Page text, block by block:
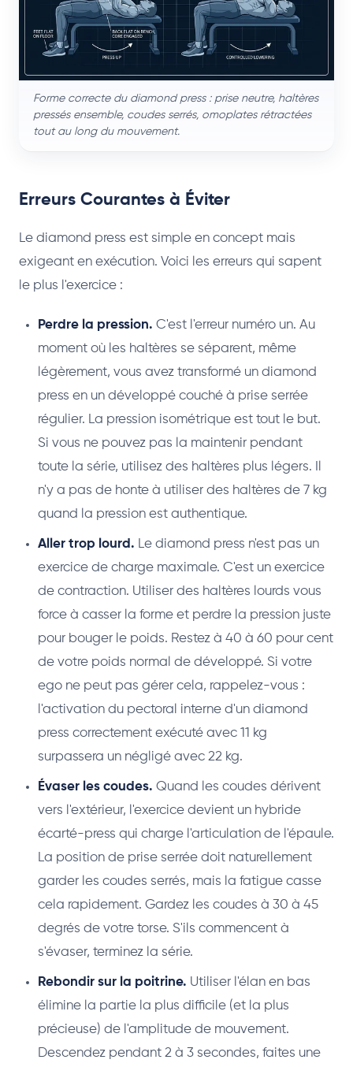
Forme correcte du diamond press : prise neutre, haltères
pressés ensemble, coudes serrés, omoplates rétractées
tout au long du mouvement.
Erreurs Courantes à Éviter
Le diamond press est simple en concept mais
exigeant en exécution. Voici les erreurs qui sapent
le plus l'exercice :
Perdre la pression. C'est l'erreur numéro un. Au
moment où les haltères se séparent, même
légèrement, vous avez transformé un diamond
press en un développé couché à prise serrée
régulier. La pression isométrique est tout le but.
Si vous ne pouvez pas la maintenir pendant
toute la série, utilisez des haltères plus légers. Il
n'y a pas de honte à utiliser des haltères de 7 kg
quand la pression est authentique.
Aller trop lourd. Le diamond press n'est pas un
exercice de charge maximale. C'est un exercice
de contraction. Utiliser des haltères lourds vous
force à casser la forme et perdre la pression juste
pour bouger le poids. Restez à 40 à 60 pour cent
de votre poids normal de développé. Si votre
ego ne peut pas gérer cela, rappelez-vous :
l'activation du pectoral interne d'un diamond
press correctement exécuté avec 11 kg
surpassera un négligé avec 22 kg.
Évaser les coudes. Quand les coudes dérivent
vers l'extérieur, l'exercice devient un hybride
écarté-press qui charge l'articulation de l'épaule.
La position de prise serrée doit naturellement
garder les coudes serrés, mais la fatigue casse
cela rapidement. Gardez les coudes à 30 à 45
degrés de votre torse. S'ils commencent à
s'évaser, terminez la série.
Rebondir sur la poitrine. Utiliser l'élan en bas
élimine la partie la plus difficile (et la plus
précieuse) de l'amplitude de mouvement.
Descendez pendant 2 à 3 secondes, faites une